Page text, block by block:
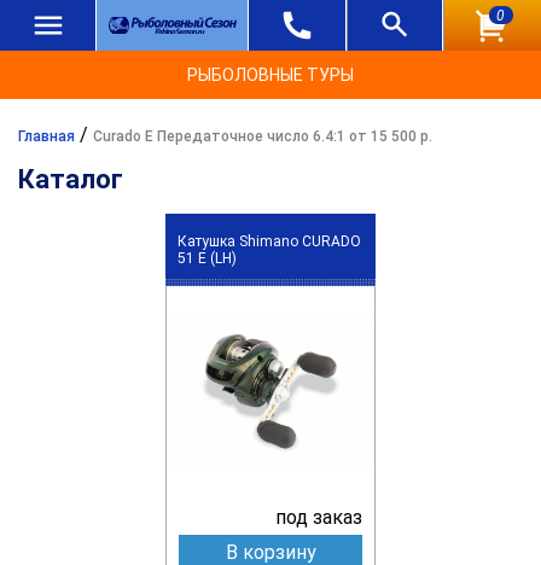
0
РЫБОЛОВНЫЕ ТУРЫ
Главная / Curado E Передаточное число 6.4:1 от 15 500 р.
Каталог
Катушка Shimano CURADO
51 E (LH)
под заказ
В корзину